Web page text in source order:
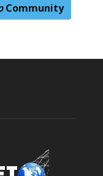
Community